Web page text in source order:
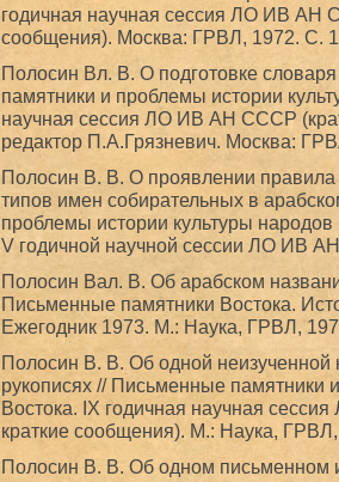
годичная научная сессия ЛО ИВ АН
сообщения). Москва: ГРВЛ, 1972. С.
Полосин Вл. В. О подготовке
памятники и проблемы истории
научная сессия ЛО ИВ АН СССР
редактор П.А.Грязневич. Москва:
Полосин В. В. О проявлении правила
типов имен собирательных в
проблемы истории культуры
V годичной научной сессии ЛО ИВ
Полосин Вал. В. Об арабском
Письменные памятники Востока.
Ежегодник 1973. М.: Наука, ГРВЛ,
Полосин В. В. Об одной неизученной
рукописях // Письменные памятники
Востока. IX годичная научная
краткие сообщения). М.: Наука,
Полосин В. В. Об одном письменном